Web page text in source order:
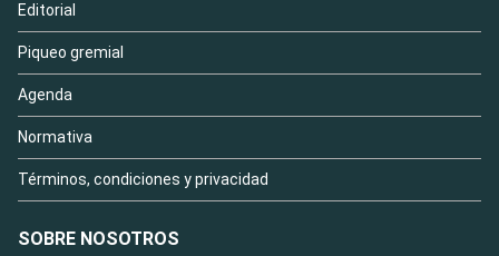
Editorial
Piqueo gremial
Agenda
Normativa
Términos, condiciones y privacidad
SOBRE NOSOTROS